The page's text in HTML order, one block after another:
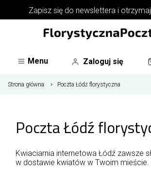
Zapisz się do newsletterai otrzymaj
Menu Zaloguj się
Strona główna Poczta Łódź florystyczna
Poczta Łódź
Kwiaciarnia internetowa Łódź zawsze
w dostawie kwiatów w Twoim mieście.